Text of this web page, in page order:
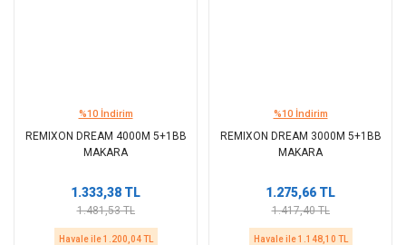
%10 İndirim
REMIXON DREAM 4000M 5+1BB
MAKARA
1.333,38 TL
1.481,53 TL
Havale ile 1.200,04 TL
%10 İndirim
REMIXON DREAM 3000M 5+1BB
MAKARA
1.275,66 TL
1.417,40 TL
Havale ile 1.148,10 TL